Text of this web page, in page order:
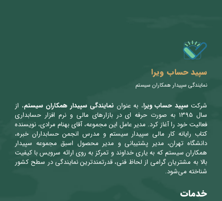
سپید حساب ویرا
نمایندگی سپیدار همکاران سیستم
شرکتسپید حساب ویرا، به عنوان نمایندگی سپیدار همکاران سیستم، از
سال ۱۳۹۵ به صورت حرفه ای در بازارهای مالی و نرم افزار حسابداری
فعالیت خود را آغاز کرد. مدیر عامل این مجموعه، آقای بهنام مرادی، نویسنده
کتاب رایانه کار مالی سپیدار سیستم و مدرس انجمن حسابداران خبره،
دانشگاه تهران، مدیر پشتیبانی و مدیر محصول اسبق مجموعه سپیدار
همکاران سیستم که به یاری خداوند و تمرکز به روی ارائه سرویس با کیفیت
بالا به مشتریان گرامی از لحاظ فنی، قدرتمندترین نمایندگی در سطح کشور
شناخته می‌شود.
خدمات